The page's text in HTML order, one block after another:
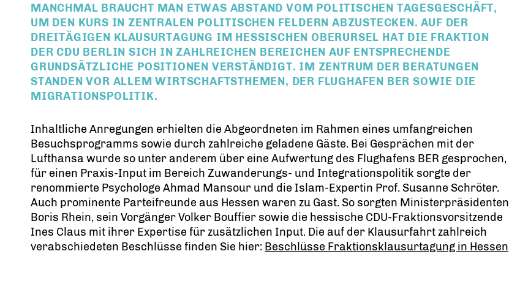
MANCHMAL BRAUCHT MAN ETWAS ABSTAND VOM POLITISCHEN TAGESGESCHÄFT,
UM DEN KURS IN ZENTRALEN POLITISCHEN FELDERN ABZUSTECKEN. AUF DER
DREITÄGIGEN KLAUSURTAGUNG IM HESSISCHEN OBERURSEL HAT DIE FRAKTION
DER CDU BERLIN SICH IN ZAHLREICHEN BEREICHEN AUF ENTSPRECHENDE
GRUNDSÄTZLICHE POSITIONEN VERSTÄNDIGT. IM ZENTRUM DER BERATUNGEN
STANDEN VOR ALLEM WIRTSCHAFTSTHEMEN, DER FLUGHAFEN BER SOWIE DIE
MIGRATIONSPOLITIK.
Inhaltliche Anregungen erhielten die Abgeordneten im Rahmen eines umfangreichen
Besuchsprogramms sowie durch zahlreiche geladene Gäste. Bei Gesprächen mit der
Lufthansa wurde so unter anderem über eine Aufwertung des Flughafens BER gesprochen,
für einen Praxis-Input im Bereich Zuwanderungs- und Integrationspolitik sorgte der
renommierte Psychologe Ahmad Mansour und die Islam-Expertin Prof. Susanne Schröter.
Auch prominente Parteifreunde aus Hessen waren zu Gast. So sorgten Ministerpräsidenten
Boris Rhein, sein Vorgänger Volker Bouffier sowie die hessische CDU-Fraktionsvorsitzende
Ines Claus mit ihrer Expertise für zusätzlichen Input. Die auf der Klausurfahrt zahlreich
verabschiedeten Beschlüsse finden Sie hier: Beschlüsse Fraktionsklausurtagung in Hessen